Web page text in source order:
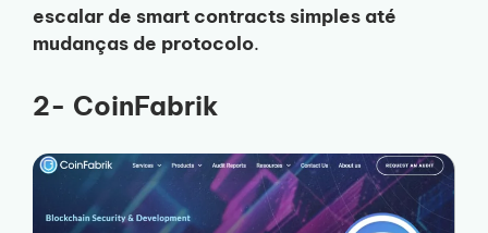
escalar de smart contracts simples até
mudanças de protocolo.
2- CoinFabrik